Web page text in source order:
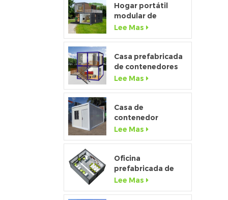
Hogar portátil
modular de
ventana de altura
completa de gama
Lee Mas
Casa prefabricada
de contenedores
de paquete plano
de lujo 2020 con
Lee Mas
Casa de
contenedor
desmontable de
bajo costo de
la venta
Lee Mas
Oficina
prefabricada de
contenedores
temporales de
Lee Mas